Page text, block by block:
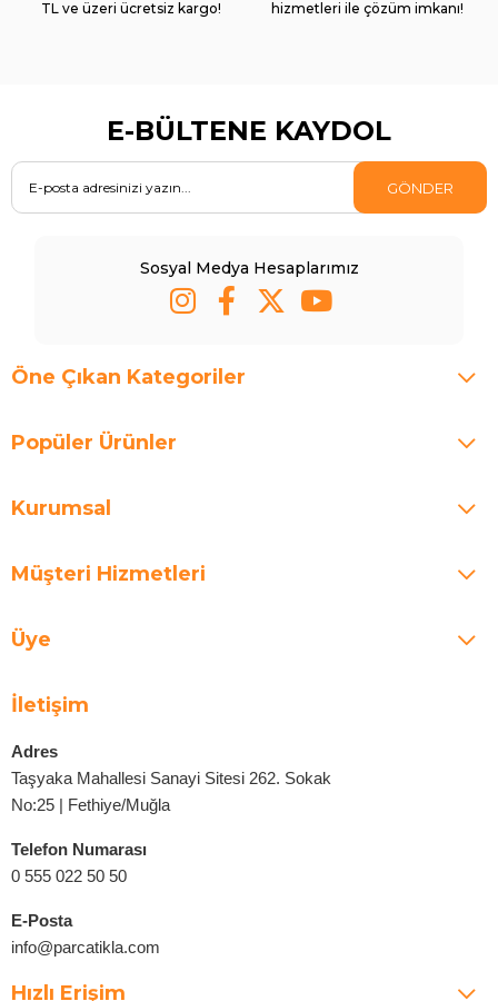
TL ve üzeri ücretsiz kargo!
hizmetleri ile çözüm imkanı!
E-BÜLTENE KAYDOL
GÖNDER
Sosyal Medya Hesaplarımız
Öne Çıkan Kategoriler
Popüler Ürünler
Kurumsal
Müşteri Hizmetleri
Üye
İletişim
Adres
Taşyaka Mahallesi Sanayi Sitesi 262. Sokak
No:25 | Fethiye/Muğla
Telefon Numarası
0 555 022 50 50
E-Posta
info@parcatikla.com
Hızlı Erişim